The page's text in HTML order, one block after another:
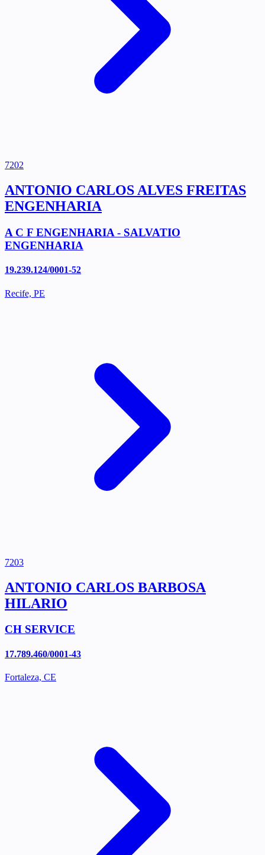
7202
ANTONIO CARLOS ALVES FREITAS
ENGENHARIA
A C F ENGENHARIA - SALVATIO
ENGENHARIA
19.239.124/0001-52
Recife, PE
7203
ANTONIO CARLOS BARBOSA
HILARIO
CH SERVICE
17.789.460/0001-43
Fortaleza, CE